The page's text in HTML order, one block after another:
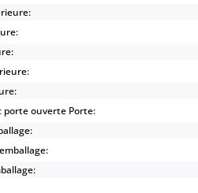
porte ouverte Porte: